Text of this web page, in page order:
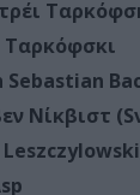
Ταρκόφσκι
Sebastian
Νίκβιστ